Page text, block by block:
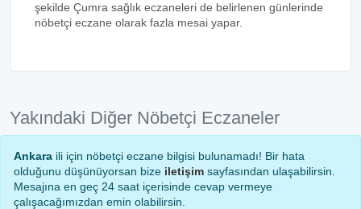
şekilde Çumra sağlık eczaneleri de belirlenen günlerinde
nöbetçi eczane olarak fazla mesai yapar.
Yakındaki Diğer Nöbetçi Eczaneler
Ankara ili için nöbetçi eczane bilgisi bulunamadı! Bir hata
olduğunu düşünüyorsan bize iletişim sayfasından ulaşabilirsin.
Mesajına en geç 24 saat içerisinde cevap vermeye
çalışacağımızdan emin olabilirsin.